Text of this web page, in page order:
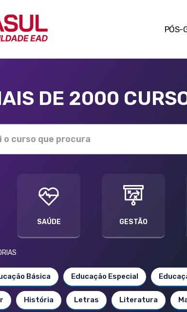
PÓS-
DE 2000
SAÚDE GESTÃO
Básica Educação Especial
História Letras Literatura